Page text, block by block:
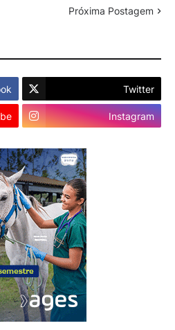
Próxima Postagem
Twitter
Instagram